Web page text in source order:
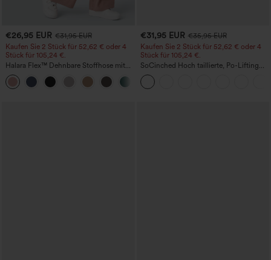
€26,95 EUR €31,95 EUR
Kaufen Sie 2 Stück für 52,62 € oder 4
Stück für 105,24 €.
Halara Flex™ Dehnbare Stoffhose mit
hohem Bund, Waffelmuster,
Seitentaschen und weitem Bein
€31,95 EUR €35,95 EUR
Kaufen Sie 2 Stück für 52,62 € oder 4
Stück für 105,24 €.
SoCinched Hoch taillierte, Po-Lifting
7/8-Trainingsleggings mit
Bauchkontrolle und Seitentaschen